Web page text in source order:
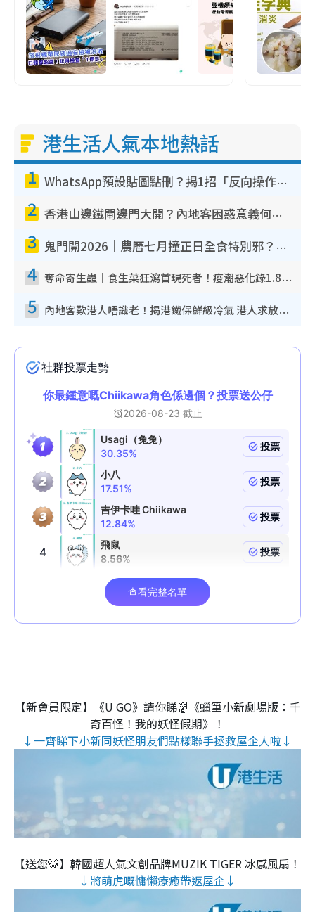
港生活人氣本地熱話
1 WhatsApp預設貼圖點刪？揭1招「反向操作」還原簡潔介面 附3步實測教學
2 香港山邊鐵閘邊門大開？內地客困惑意義何在！網民神回覆：呢種叫法理性防禦
3 鬼門開2026｜農曆七月撞正日全食特別邪？專家警告切忌做一事！揭4大禁忌+2招保平安
4 奪命寄生蟲｜食生菜狂瀉首現死者！疫潮惡化錄1.8萬宗病例 揭洗菜3大謬誤
5 內地客歎港人唔識老！揭港鐵保鮮級冷氣 港人求放過：咪投訴
【新會員限定】《U GO》請你睇👹《蠟筆小新劇場版：千
奇百怪！我的妖怪假期》！
↓一齊睇下小新同妖怪朋友們點樣聯手拯救屋企人啦↓
【送您🐯】韓國超人氣文創品牌MUZIK TIGER 冰感風扇！
↓將萌虎嘅慵懶療癒帶返屋企↓